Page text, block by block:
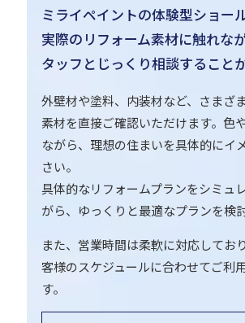
ミライペイントの体験型ショー
実際のリフォーム素材に触れな
タッフとじっくり相談すること
外壁材や塗料、内装材など、さまざ
素材を直接ご確認いただけます。色
ながら、理想の住まいを具体的にイ
さい。
具体的なリフォームプランをシミュ
がら、ゆっくりと最適なプランを検
また、営業時間は柔軟に対応してお
客様のスケジュールに合わせてご利
す。